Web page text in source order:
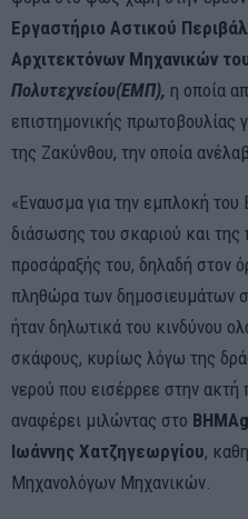
Εργαστήριο Αστικού
Αρχιτεκτόνων Μηχανικών
Πολυτεχνείου(ΕΜΠ), η οποία
επιστημονικής πρωτοβουλίας
της Ζακύνθου, την οποία
«Εναυσμα για την εμπλοκή
διάσωσης του σκαριού και
προσάραξής του, δηλαδή στον
πληθώρα των δημοσιευμάτων
ήταν δηλωτικά του κινδύνου
σκάφους, κυρίως λόγω της
νερού που εισέρρεε στην ακτή
αναφέρει μιλώντας στο
Ιωάννης Χατζηγεωργίου,
Μηχανολόγων Μηχανικών.